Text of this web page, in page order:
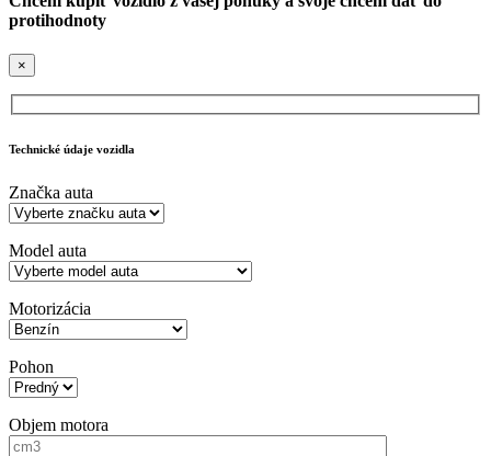
protihodnoty
×
Technické údaje vozidla
Značka auta
Model auta
Motorizácia
Pohon
Objem motora